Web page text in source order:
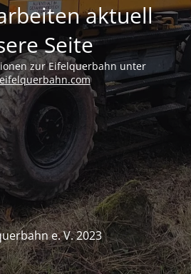
aktuell
Seite
zur Eifelquerbahn unter
e. V. 2023